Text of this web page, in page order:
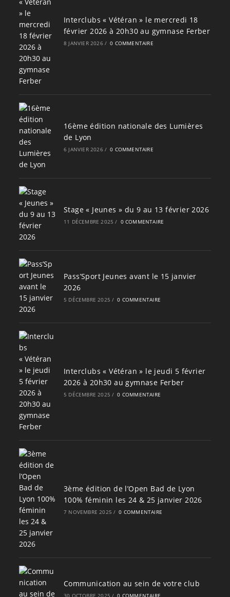
Interclubs « Vétéran » le mercredi 18
février 2026 à 20h30 au gymnase Ferber
8 JANVIER 2026 / 0 COMMENTAIRE
16ème édition nationale des Lumières
de Lyon
6 JANVIER 2026 / 0 COMMENTAIRE
Stage « Jeunes » du 9 au 13 février 2026
11 DÉCEMBRE 2025 / 0 COMMENTAIRE
Pass’Sport Jeunes avant le 15 janvier
2026
5 DÉCEMBRE 2025 / 0 COMMENTAIRE
Interclubs « Vétéran » le jeudi 5 février
2026 à 20h30 au gymnase Ferber
5 DÉCEMBRE 2025 / 0 COMMENTAIRE
3ème édition de l’Open Bad de Lyon
100% féminin les 24 & 25 janvier 2026
7 NOVEMBRE 2025 / 0 COMMENTAIRE
Communication au sein de votre club